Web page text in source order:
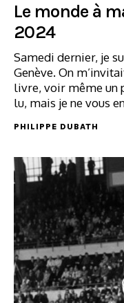
Le monde à
2024
Samedi dernier, je
Genève. On
livre, voir même un
lu, mais je ne vous
PHILIPPE DUBATH